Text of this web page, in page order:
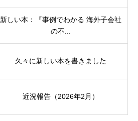
新しい本：『事例でわかる 海外子会社
の不...
久々に新しい本を書きました
近況報告（2026年2月）